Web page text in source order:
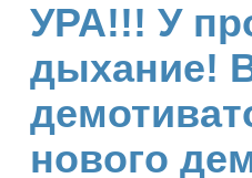
УРА!!! У
дыхание!
нового